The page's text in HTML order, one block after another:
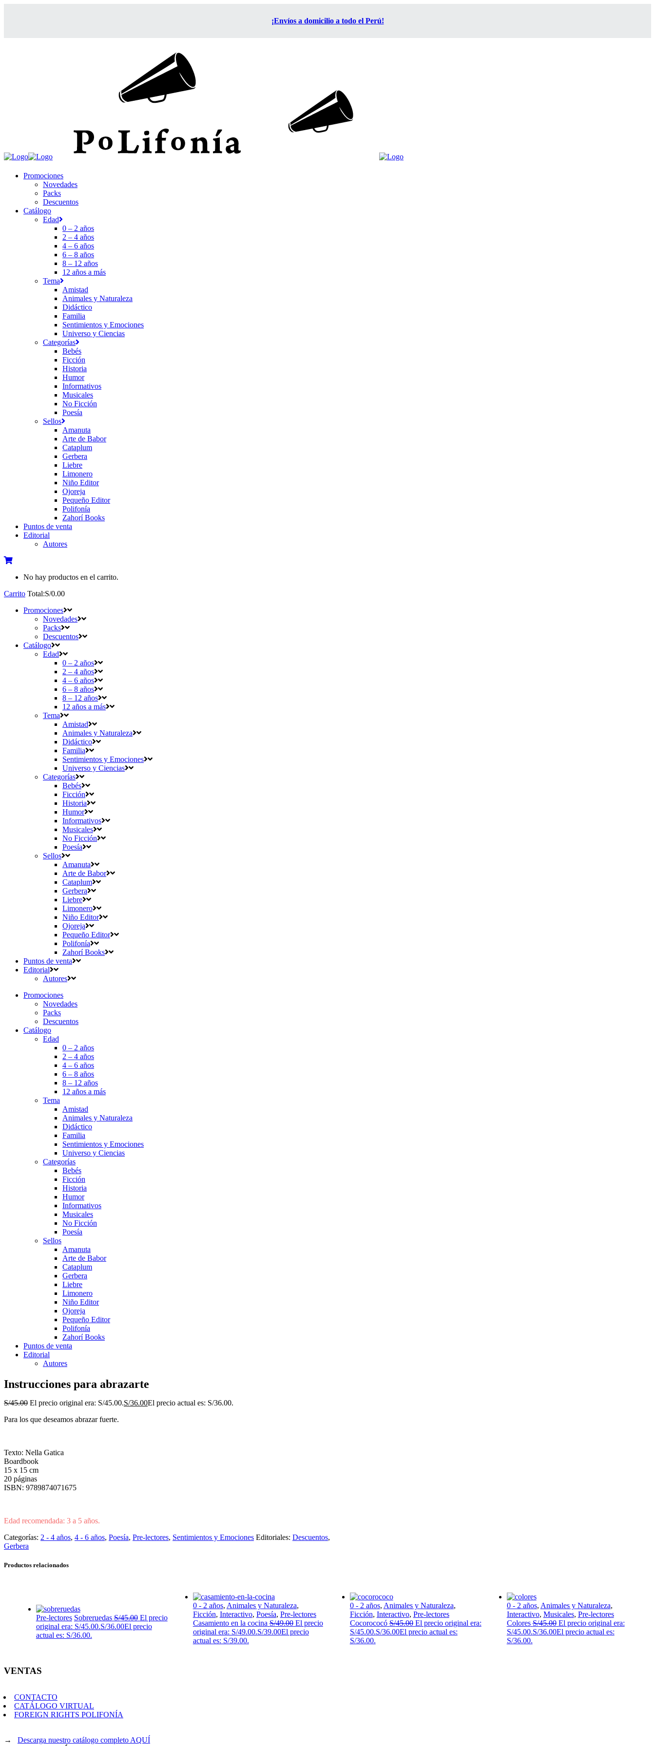
¡Envíos a domicilio a todo el Perú!
Promociones
Novedades
Packs
Descuentos
Catálogo
Edad
0 – 2 años
2 – 4 años
4 – 6 años
6 – 8 años
8 – 12 años
12 años a más
Tema
Amistad
Animales y Naturaleza
Didáctico
Familia
Sentimientos y Emociones
Universo y Ciencias
Categorías
Bebés
Ficción
Historia
Humor
Informativos
Musicales
No Ficción
Poesía
Sellos
Amanuta
Arte de Babor
Cataplum
Gerbera
Liebre
Limonero
Niño Editor
Ojoreja
Pequeño Editor
Polifonía
Zahorí Books
Puntos de venta
Editorial
Autores
No hay productos en el carrito.
Carrito Total:S/0.00
Promociones
Novedades
Packs
Descuentos
Catálogo
Edad
0 – 2 años
2 – 4 años
4 – 6 años
6 – 8 años
8 – 12 años
12 años a más
Tema
Amistad
Animales y Naturaleza
Didáctico
Familia
Sentimientos y Emociones
Universo y Ciencias
Categorías
Bebés
Ficción
Historia
Humor
Informativos
Musicales
No Ficción
Poesía
Sellos
Amanuta
Arte de Babor
Cataplum
Gerbera
Liebre
Limonero
Niño Editor
Ojoreja
Pequeño Editor
Polifonía
Zahorí Books
Puntos de venta
Editorial
Autores
Promociones
Novedades
Packs
Descuentos
Catálogo
Edad
0 – 2 años
2 – 4 años
4 – 6 años
6 – 8 años
8 – 12 años
12 años a más
Tema
Amistad
Animales y Naturaleza
Didáctico
Familia
Sentimientos y Emociones
Universo y Ciencias
Categorías
Bebés
Ficción
Historia
Humor
Informativos
Musicales
No Ficción
Poesía
Sellos
Amanuta
Arte de Babor
Cataplum
Gerbera
Liebre
Limonero
Niño Editor
Ojoreja
Pequeño Editor
Polifonía
Zahorí Books
Puntos de venta
Editorial
Autores
Instrucciones para abrazarte
S/45.00 El precio original era: S/45.00.S/36.00El precio actual es: S/36.00.
Para los que deseamos abrazar fuerte.
Texto: Nella Gatica
Boardbook
15 x 15 cm
20 páginas
ISBN: 9789874071675
Edad recomendada: 3 a 5 años.
Categorías: 2 - 4 años, 4 - 6 años, Poesía, Pre-lectores, Sentimientos y Emociones Editoriales: Descuentos,
Gerbera
Productos relacionados
Pre-lectores Sobreruedas S/45.00 El precio
original era: S/45.00.S/36.00El precio
actual es: S/36.00.
0 - 2 años, Animales y Naturaleza,
Ficción, Interactivo, Poesía, Pre-lectores
Casamiento en la cocina S/49.00 El precio
original era: S/49.00.S/39.00El precio
actual es: S/39.00.
0 - 2 años, Animales y Naturaleza,
Ficción, Interactivo, Pre-lectores
Cocorococó S/45.00 El precio original era:
S/45.00.S/36.00El precio actual es:
S/36.00.
0 - 2 años, Animales y Naturaleza,
Interactivo, Musicales, Pre-lectores
Colores S/45.00 El precio original era:
S/45.00.S/36.00El precio actual es:
S/36.00.
VENTAS
CONTACTO
CATÁLOGO VIRTUAL
FOREIGN RIGHTS POLIFONÍA
→ Descarga nuestro catálogo completo AQUÍ